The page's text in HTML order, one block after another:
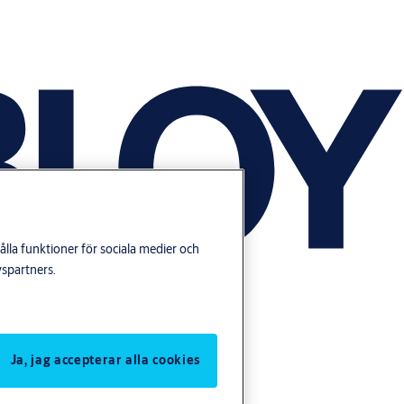
funktioner för sociala medier och
Ja, jag accepterar alla cookies